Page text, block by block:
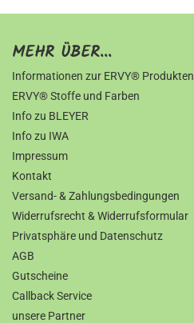
MEHR ÜBER...
Informationen zur ERVY® Produkten
ERVY® Stoffe und Farben
Info zu BLEYER
Info zu IWA
Impressum
Kontakt
Versand- & Zahlungsbedingungen
Widerrufsrecht & Widerrufsformular
Privatsphäre und Datenschutz
AGB
Gutscheine
Callback Service
unsere Partner